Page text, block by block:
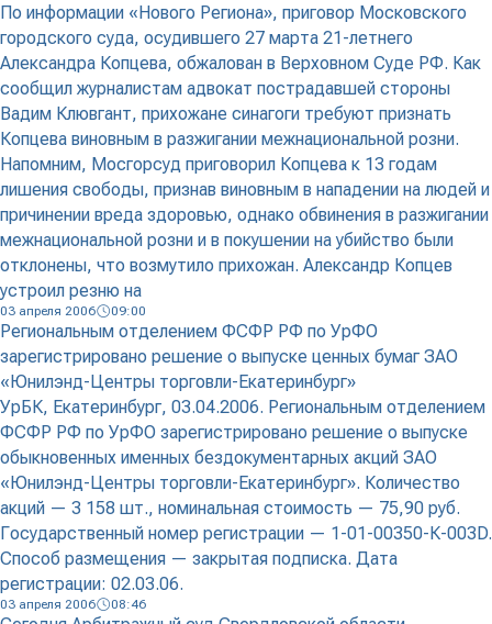
По информации «Нового Региона», приговор Московского
городского суда, осудившего 27 марта 21-летнего
Александра Копцева, обжалован в Верховном Суде РФ. Как
сообщил журналистам адвокат пострадавшей стороны
Вадим Клювгант, прихожане синагоги требуют признать
Копцева виновным в разжигании межнациональной розни.
Напомним, Мосгорсуд приговорил Копцева к 13 годам
лишения свободы, признав виновным в нападении на людей и
причинении вреда здоровью, однако обвинения в разжигании
межнациональной розни и в покушении на убийство были
отклонены, что возмутило прихожан. Александр Копцев
устроил резню на
03 апреля 2006 09:00
Региональным отделением ФСФР РФ по УрФО
зарегистрировано решение о выпуске ценных бумаг ЗАО
«Юнилэнд-Центры торговли-Екатеринбург»
УрБК, Екатеринбург, 03.04.2006. Региональным отделением
ФСФР РФ по УрФО зарегистрировано решение о выпуске
обыкновенных именных бездокументарных акций ЗАО
«Юнилэнд-Центры торговли-Екатеринбург». Количество
акций — 3 158 шт., номинальная стоимость — 75,90 руб.
Государственный номер регистрации — 1-01-00350-К-003D.
Способ размещения — закрытая подписка. Дата
регистрации: 02.03.06.
03 апреля 2006 08:46